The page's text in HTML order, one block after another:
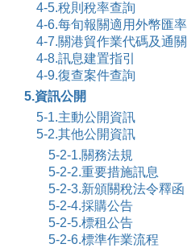
4-5.稅則稅率查詢
4-6.每旬報關適用外幣匯率
4-7.關港貿作業代碼及通
4-8.訊息建置指引
4-9.復查案件查詢
5.資訊公開
5-1.主動公開資訊
5-2.其他公開資訊
5-2-1.關務法規
5-2-2.重要措施訊息
5-2-3.新頒關稅法令釋函
5-2-4.採購公告
5-2-5.標租公告
5-2-6.標準作業流程